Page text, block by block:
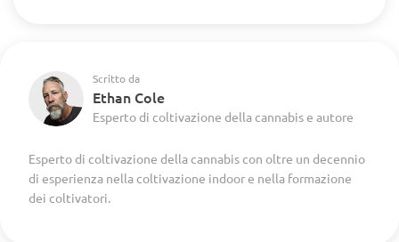
Scritto da
Ethan Cole
Esperto di coltivazione della cannabis e autore
Esperto di coltivazione della cannabis con oltre un decennio
di esperienza nella coltivazione indoor e nella formazione
dei coltivatori.